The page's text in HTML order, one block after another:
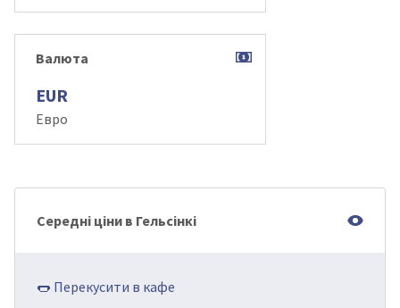
Валюта
EUR
Евро
Середні ціни в Гельсінкі
🌭 Перекусити в кафе